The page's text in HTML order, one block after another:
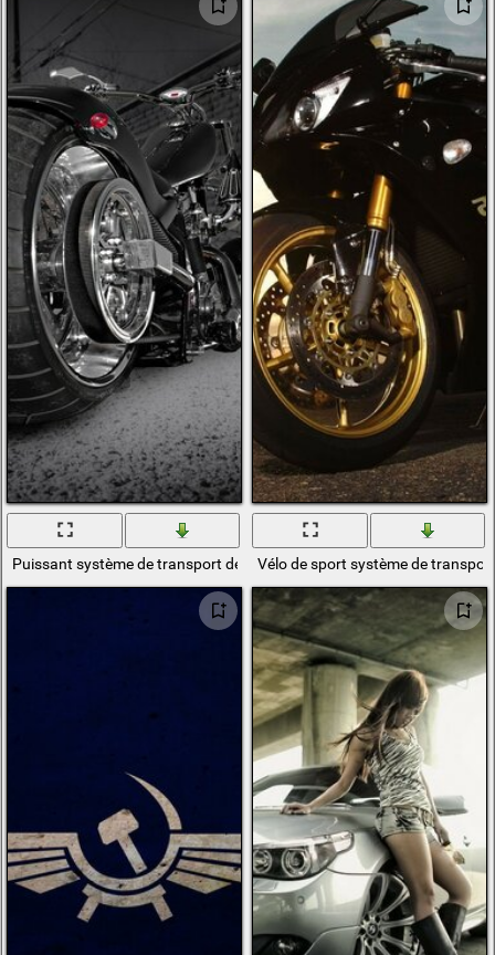
Puissant système de transport de motoVélo de sport système de